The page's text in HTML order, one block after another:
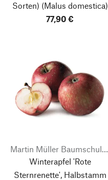
Sorten) (Malus domestica)
77,90 €
Martin Müller Baumschulen
Winterapfel 'Rote
Sternrenette', Halbstamm